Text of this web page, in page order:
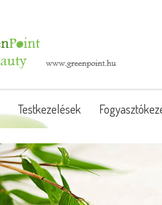
Testkezelések